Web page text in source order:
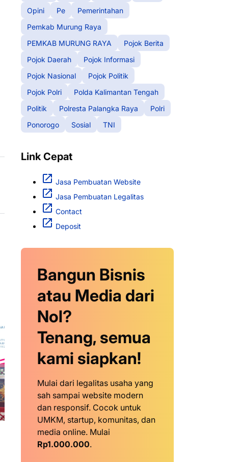
Opini
Pe
Pemerintahan
Pemkab Murung Raya
PEMKAB MURUNG RAYA
Pojok Berita
Pojok Daerah
Pojok Informasi
Pojok Nasional
Pojok Politik
Pojok Polri
Polda Kalimantan Tengah
Politik
Polresta Palangka Raya
Polri
Ponorogo
Sosial TNI
Link Cepat
Jasa Pembuatan Website
Jasa Pembuatan Legalitas
Contact
Deposit
Bangun Bisnis
atau Media dari
Nol?
Tenang, semua
kami siapkan!
Mulai dari legalitas usaha yang
sah sampai website modern
dan responsif. Cocok untuk
UMKM, startup, komunitas, dan
media online. Mulai
Rp1.000.000.